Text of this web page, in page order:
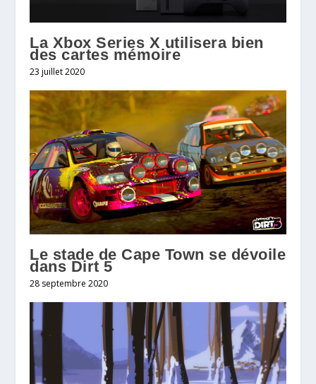
La Xbox Series X utilisera bien
des cartes mémoire
23 juillet 2020
Le stade de Cape Town se dévoile
dans Dirt 5
28 septembre 2020